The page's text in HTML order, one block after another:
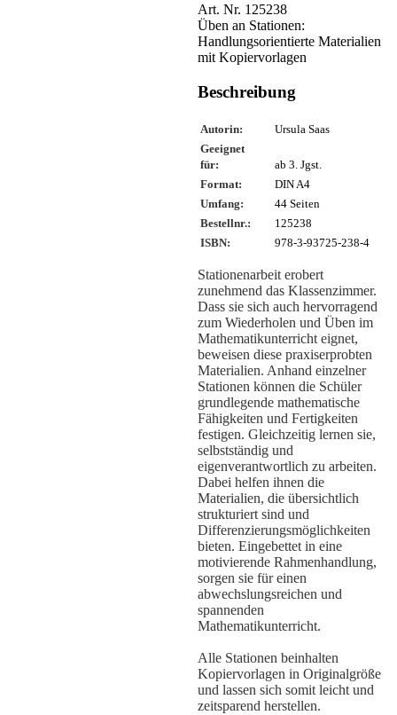
Art. Nr. 125238
Üben an Stationen:
Handlungsorientierte Materialien
mit Kopiervorlagen
Beschreibung
Autorin:
Ursula Saas
Geeignet
für:
ab 3. Jgst.
Format:
DIN A4
Umfang:
44 Seiten
Bestellnr.:
125238
ISBN:
978-3-93725-238-4
Stationenarbeit erobert
zunehmend das Klassenzimmer.
Dass sie sich auch hervorragend
zum Wiederholen und Üben im
Mathematikunterricht eignet,
beweisen diese praxiserprobten
Materialien. Anhand einzelner
Stationen können die Schüler
grundlegende mathematische
Fähigkeiten und Fertigkeiten
festigen. Gleichzeitig lernen sie,
selbstständig und
eigenverantwortlich zu arbeiten.
Dabei helfen ihnen die
Materialien, die übersichtlich
strukturiert sind und
Differenzierungsmöglichkeiten
bieten. Eingebettet in eine
motivierende Rahmenhandlung,
sorgen sie für einen
abwechslungsreichen und
spannenden
Mathematikunterricht.
Alle Stationen beinhalten
Kopiervorlagen in Originalgröße
und lassen sich somit leicht und
zeitsparend herstellen.